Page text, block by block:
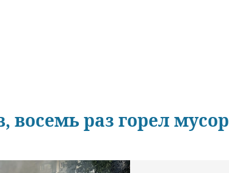
восемь раз горел мусор